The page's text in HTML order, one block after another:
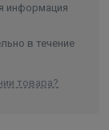
информация
в течение
товара?